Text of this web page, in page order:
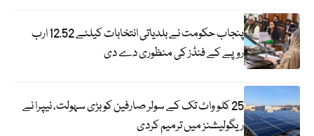
پنجاب حکومت نے بلدیاتی انتخابات کیلئے 12.52 ارب
روپے کے فنڈز کی منظوری دے دی
25 کلو واٹ تک کے سولر صارفین کو بڑی سہولت، نیپرا نے
ریگولیشنز میں ترمیم کردی